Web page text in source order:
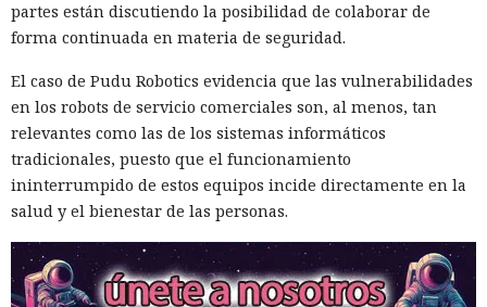
partes están discutiendo la posibilidad de colaborar de
forma continuada en materia de seguridad.
El caso de Pudu Robotics evidencia que las vulnerabilidades
en los robots de servicio comerciales son, al menos, tan
relevantes como las de los sistemas informáticos
tradicionales, puesto que el funcionamiento
ininterrumpido de estos equipos incide directamente en la
salud y el bienestar de las personas.